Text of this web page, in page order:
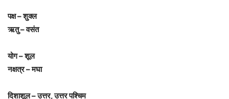
पक्ष – शुक्ल
ऋतु – वसंत
योग – शूल
नक्षत्र – मघा
दिशाशूल – उत्तर, उत्तर पश्चिम